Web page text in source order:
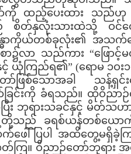
ာ်ကို ထည့်ပေးထား သည်
စိတ်နှလုံးသားထဲသို့ ဝင်တ
ာကိုယ်တစ်ခုလုံး၏ အသက်က
ာ၌လာ သည်ကား “ဖြောင့်
ယုံကြည်ရ၏” (ရောမ ၁ဝး
ာ်ဖြစ်သောအခါ သန့်ရှင်
င်းကို ခံရသည်။ ထိုဝိညာဉ်
ပြီး ဘုရားသခင်နှင့် မိတ်သ
သည် ခရစ်ယန်တစ်ယောက်
ါ်ပြပါ အထိတွေ့မရှိခဲ့ကြ
ကြ။ ဝိညာဉ်တော်ဘုရား